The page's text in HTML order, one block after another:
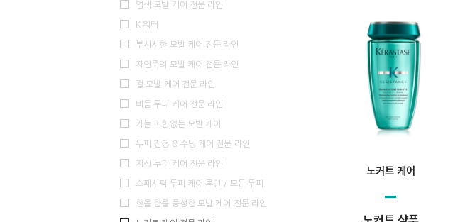
염색 모발 케어 전문 라인
K 워터
부시시한 모발 케어 전문 라인
자연주의 모발 케어 전문 라인
컬 모발 케어 전문 라인
비듬 두피 케어 전문 라인
가늘고 힘없는 모발 케어
두피 진정 & 수딩 케어 전문 라인
지성 두피 케어 전문 라인
스페시픽 두피 케어 루틴 / 모든 두피
한올 한올 풍성한 모발 케어 전문 라인
노커트 케어